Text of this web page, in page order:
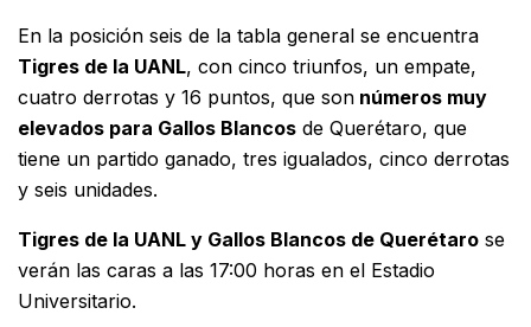
En la posición seis de la tabla general se encuentra
Tigres de la UANL, con cinco triunfos, un empate,
cuatro derrotas y 16 puntos, que son números muy
elevados para Gallos Blancos de Querétaro, que
tiene un partido ganado, tres igualados, cinco derrotas
y seis unidades.
Tigres de la UANL y Gallos Blancos de Querétaro se
verán las caras a las 17:00 horas en el Estadio
Universitario.